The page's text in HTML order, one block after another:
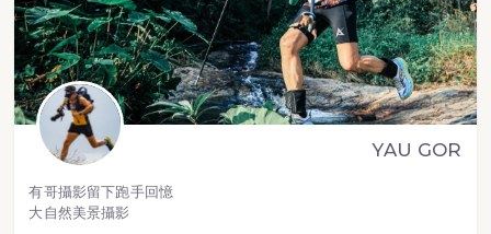
YAU GOR
有哥攝影留下跑手回憶
大自然美景攝影